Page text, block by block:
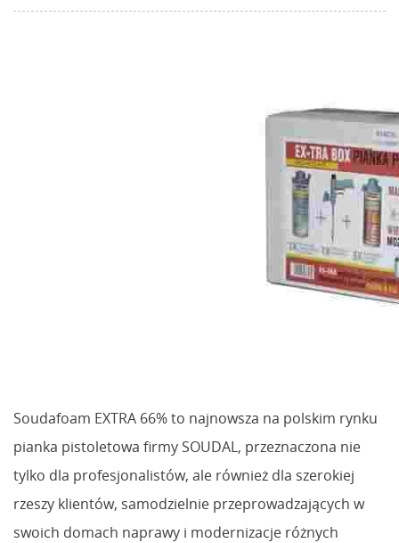
Soudafoam EXTRA 66% to najnowsza na polskim rynku
pianka pistoletowa firmy SOUDAL, przeznaczona nie
tylko dla profesjonalistów, ale również dla szerokiej
rzeszy klientów, samodzielnie przeprowadzających w
swoich domach naprawy i modernizacje różnych